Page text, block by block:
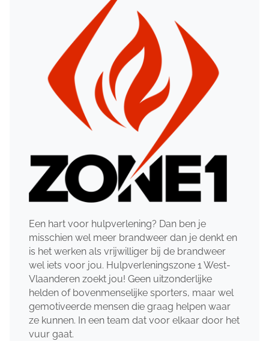
Een hart voor hulpverlening? Dan ben je
misschien wel meer brandweer dan je denkt en
is het werken als vrijwilliger bij de brandweer
wel iets voor jou. Hulpverleningszone 1 West-
Vlaanderen zoekt jou! Geen uitzonderlijke
helden of bovenmenselijke sporters, maar wel
gemotiveerde mensen die graag helpen waar
ze kunnen. In een team dat voor elkaar door het
vuur gaat.